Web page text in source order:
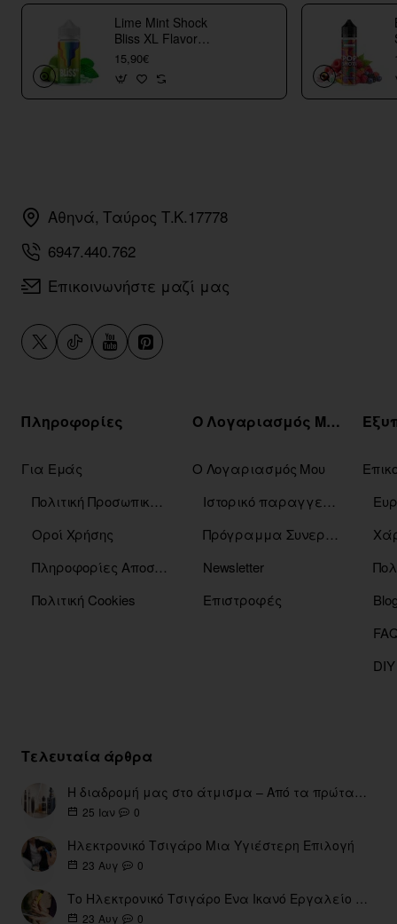
Lime Mint Shock
Bliss XL Flavor
Shots
15,90€
Αθηνά, Ταύρος Τ.Κ.17778
6947.440.762
Επικοινωνήστε μαζί μας
Πληροφορίες
Για Εμάς
Πολιτική Προσωπικών Δεδομένων
Οροί Χρήσης
Πληροφορίες Αποστόλης
Πολιτική Cookies
Ο Λογαριασμός Μου
Ο Λογαριασμός Μου
Ιστορικό παραγγελιών
Πρόγραμμα Συνεργατών
Newsletter
Επιστροφές
Τελευταία άρθρα
Η διαδρομή μας στο άτμισμα – Από τα πρώτα eGo έως τη σύγχρονη εποχή
25 Ιαν 0
Ηλεκτρονικό Τσιγάρο Μια Υγιέστερη Επιλογή
23 Αυγ 0
Το Ηλεκτρονικό Τσιγάρο Ένα Ικανό Εργαλείο για τη Διακοπή του Καπνίσματος
23 Αυγ 0